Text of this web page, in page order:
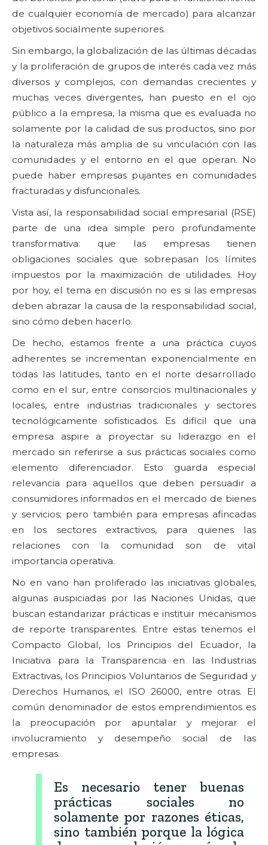
de cualquier economía de mercado) para alcanzar
objetivos socialmente superiores.
Sin embargo, la globalización de las últimas décadas
y la proliferación de grupos de interés cada vez más
diversos y complejos, con demandas crecientes y
muchas veces divergentes, han puesto en el ojo
público a la empresa, la misma que es evaluada no
solamente por la calidad de sus productos, sino por
la naturaleza más amplia de su vinculación con las
comunidades y el entorno en el que operan. No
puede haber empresas pujantes en comunidades
fracturadas y disfuncionales.
Vista así, la responsabilidad social empresarial (RSE)
parte de una idea simple pero profundamente
transformativa: que las empresas tienen
obligaciones sociales que sobrepasan los límites
impuestos por la maximización de utilidades. Hoy
por hoy, el tema en discusión no es si las empresas
deben abrazar la causa de la responsabilidad social,
sino cómo deben hacerlo.
De hecho, estamos frente a una práctica cuyos
adherentes se incrementan exponencialmente en
todas las latitudes, tanto en el norte desarrollado
como en el sur, entre consorcios multinacionales y
locales, entre industrias tradicionales y sectores
tecnológicamente sofisticados. Es difícil que una
empresa aspire a proyectar su liderazgo en el
mercado sin referirse a sus prácticas sociales como
elemento diferenciador. Esto guarda especial
relevancia para aquellos que deben persuadir a
consumidores informados en el mercado de bienes
y servicios; pero también para empresas afincadas
en los sectores extractivos, para quienes las
relaciones con la comunidad son de vital
importancia operativa.
No en vano han proliferado las iniciativas globales,
algunas auspiciadas por las Naciones Unidas, que
buscan estandarizar prácticas e instituir mecanismos
de reporte transparentes. Entre estas tenemos el
Compacto Global, los Principios del Ecuador, la
Iniciativa para la Transparencia en las Industrias
Extractivas, los Principios Voluntarios de Seguridad y
Derechos Humanos, el ISO 26000, entre otras. El
común denominador de estos emprendimientos es
la preocupación por apuntalar y mejorar el
involucramiento y desempeño social de las
empresas.
Es necesario tener buenas
prácticas sociales no
solamente por razones éticas,
sino también porque la lógica